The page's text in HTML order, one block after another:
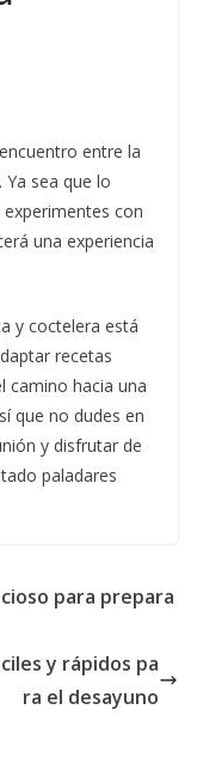
entre la
sea que lo
con
una experiencia
y coctelera está
recetas
camino hacia una
que no dudes en
y disfrutar de
paladares
para prepara
y rápidos pa
ra el desayuno